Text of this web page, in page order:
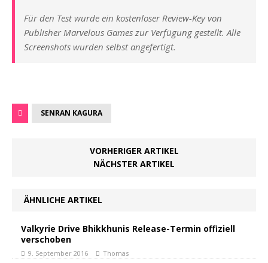
Für den Test wurde ein kostenloser Review-Key von
Publisher Marvelous Games zur Verfügung gestellt. Alle
Screenshots wurden selbst angefertigt.
SENRAN KAGURA
VORHERIGER ARTIKEL
NÄCHSTER ARTIKEL
ÄHNLICHE ARTIKEL
Valkyrie Drive Bhikkhunis Release-Termin offiziell
verschoben
9. September 2016 Thomas